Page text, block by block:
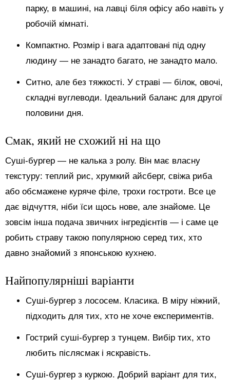
парку, в машині, на лавці біля офісу або навіть у
робочій кімнаті.
Компактно. Розмір і вага адаптовані під одну
людину — не занадто багато, не занадто мало.
Ситно, але без тяжкості. У страві — білок, овочі,
складні вуглеводи. Ідеальний баланс для другої
половини дня.
Смак, який не схожий ні на що
Суші-бургер — не калька з ролу. Він має власну
текстуру: теплий рис, хрумкий айсберг, свіжа риба
або обсмажене куряче філе, трохи гостроти. Все це
дає відчуття, ніби їси щось нове, але знайоме. Це
зовсім інша подача звичних інгредієнтів — і саме це
робить страву такою популярною серед тих, хто
давно знайомий з японською кухнею.
Найпопулярніші варіанти
Суші-бургер з лососем. Класика. В міру ніжний,
підходить для тих, хто не хоче експериментів.
Гострий суші-бургер з тунцем. Вибір тих, хто
любить післясмак і яскравість.
Суші-бургер з куркою. Добрий варіант для тих,